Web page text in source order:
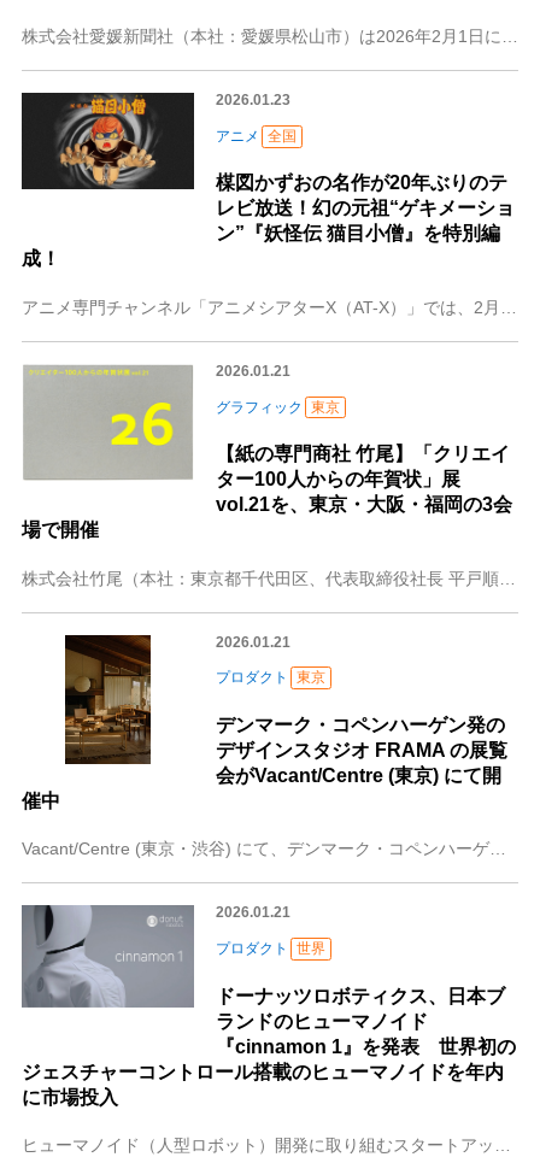
株式会社愛媛新聞社（本社：愛媛県松山市）は2026年2月1日に開催される第63回愛媛マラソンで、ランナー一人一人の走りをアニメーション動画で残す「認定デジタル完
2026.01.23
アニメ 全国
楳図かずおの名作が20年ぶりのテ
レビ放送！幻の元祖“ゲキメーショ
ン”『妖怪伝 猫目小僧』を特別編
成！
2026.01.21
グラフィック 東京
【紙の専門商社 竹尾】「クリエイ
ター100人からの年賀状」展
vol.21を、東京・大阪・福岡の3会
場で開催
株式会社竹尾（本社：東京都千代田区、代表取締役社長 平戸順一）は2026年1月22日（木）～2月18日（水）まで、「クリエイター100人からの年賀状」展 vol
2026.01.21
プロダクト 東京
デンマーク・コペンハーゲン発の
デザインスタジオ FRAMA の展覧
会がVacant/Centre (東京) にて開
催中
Vacant/Centre (東京・渋谷) にて、デンマーク・コペンハーゲンを拠点とするデザインスタジオ FRAMA によるインスタレーション展示「FRAMA
2026.01.21
プロダクト 世界
ドーナッツロボティクス、日本ブ
ランドのヒューマノイド
『cinnamon 1』を発表 世界初の
ジェスチャーコントロール搭載のヒューマノイドを年内
に市場投入